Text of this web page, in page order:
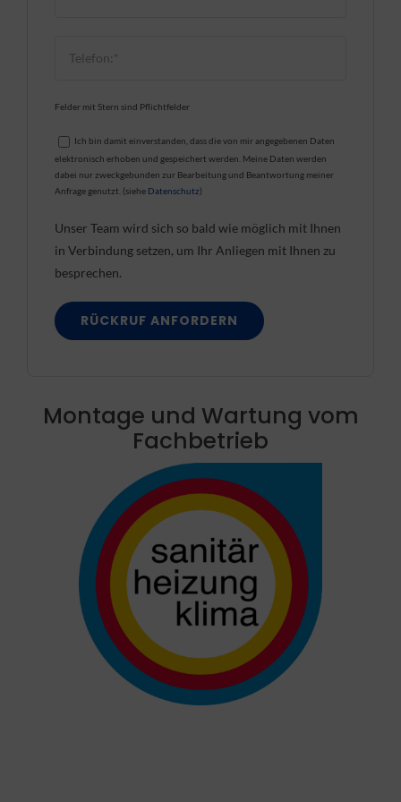
Felder mit Stern sind Pflichtfelder
Ich bin damit einverstanden, dass die von mir angegebenen Daten
elektronisch erhoben und gespeichert werden. Meine Daten werden
dabei nur zweckgebunden zur Bearbeitung und Beantwortung meiner
Anfrage genutzt. (siehe Datenschutz)
Unser Team wird sich so bald wie möglich mit Ihnen
in Verbindung setzen, um Ihr Anliegen mit Ihnen zu
besprechen.
Montage und Wartung vom
Fachbetrieb